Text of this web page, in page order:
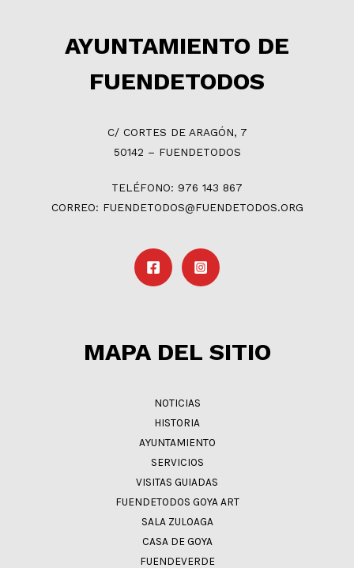
AYUNTAMIENTO DE
FUENDETODOS
C/ CORTES DE ARAGÓN, 7
50142 – FUENDETODOS
TELÉFONO: 976 143 867
CORREO: FUENDETODOS@FUENDETODOS.ORG
MAPA DEL SITIO
NOTICIAS
HISTORIA
AYUNTAMIENTO
SERVICIOS
VISITAS GUIADAS
FUENDETODOS GOYA ART
SALA ZULOAGA
CASA DE GOYA
FUENDEVERDE